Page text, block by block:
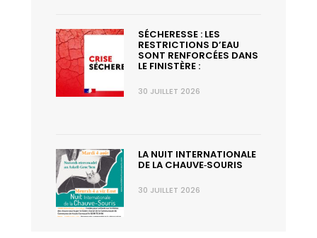
SÉCHERESSE : LES
RESTRICTIONS D’EAU
SONT RENFORCÉES DANS
LE FINISTÈRE :
30 JUILLET 2026
LA NUIT INTERNATIONALE
DE LA CHAUVE‑SOURIS
30 JUILLET 2026